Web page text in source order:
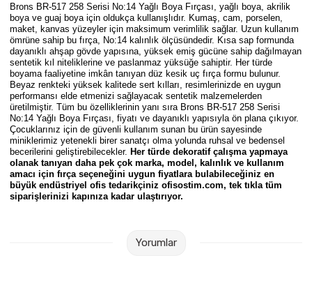
Parmak Boyaları
Pastel Boyalar
Sulu Boyalar
Yağlı Boyalar
Brons BR-517 258 Serisi No:14 Yağlı Boya Fırçası , yağlı boya, akrilik
boya ve guaj boya için oldukça kullanışlıdır. Kumaş, cam, porselen,
maket, kanvas yüzeyler için maksimum verimlilik sağlar. Uzun kullanım
ömrüne sahip bu fırça, No:14 kalınlık ölçüsündedir. Kısa sap formunda
dayanıklı ahşap gövde yapısına, yüksek emiş gücüne sahip dağılmayan
sentetik kıl niteliklerine ve paslanmaz yüksüğe sahiptir. Her türde
boyama faaliyetine imkân tanıyan düz kesik uç fırça formu bulunur.
Beyaz renkteki yüksek kalitede sert kılları, resimlerinizde en uygun
performansı elde etmenizi sağlayacak sentetik malzemelerden
üretilmiştir. Tüm bu özelliklerinin yanı sıra Brons BR-517 258 Serisi
No:14 Yağlı Boya Fırçası , fiyatı ve dayanıklı yapısıyla ön plana çıkıyor.
Çocuklarınız için de güvenli kullanım sunan bu ürün sayesinde
miniklerimiz yetenekli birer sanatçı olma yolunda ruhsal ve bedensel
becerilerini geliştirebilecekler. Her türde dekoratif çalışma yapmaya
olanak tanıyan daha pek çok marka, model, kalınlık ve kullanım
amacı için fırça seçeneğini uygun fiyatlara bulabileceğiniz en
büyük endüstriyel ofis tedarikçiniz ofisostim.com, tek tıkla tüm
siparişlerinizi kapınıza kadar ulaştırıyor.
Yorumlar